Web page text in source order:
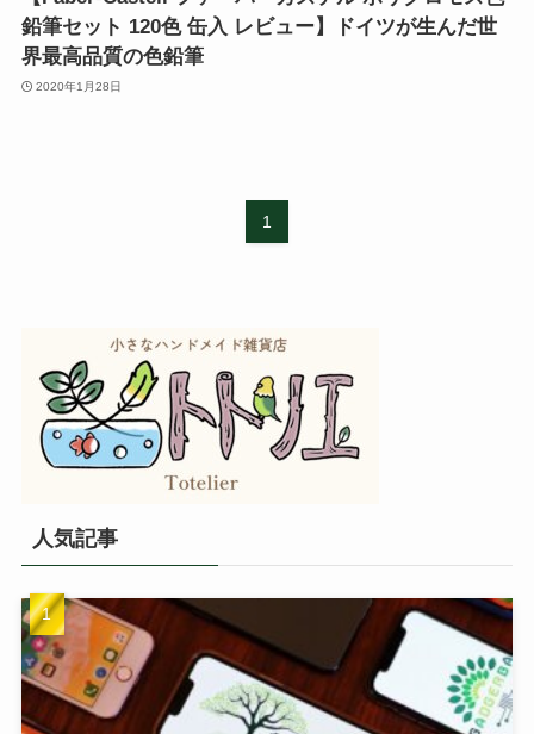
鉛筆セット 120色 缶入 レビュー】ドイツが生んだ世
界最高品質の色鉛筆
2020年1月28日
1
人気記事